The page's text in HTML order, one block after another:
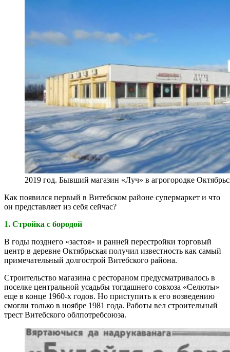
2019 год. Бывший магазин «Луч» в агрогородке
Как появился первый в Витебском районе супермаркет и что
он представляет из себя сейчас?
1. Стройка с бородой
В годы позднего «застоя» и ранней перестройки торговый
центр в деревне Октябрьская получил известность как самый
примечательный долгострой Витебского района.
Строительство магазина с рестораном предусматривалось в
поселке центральной усадьбы тогдашнего совхоза «Селюты»
еще в конце 1960-х годов. Но приступить к его возведению
смогли только в ноябре 1981 года. Работы вел строительный
трест Витебского облпотребсоюза.